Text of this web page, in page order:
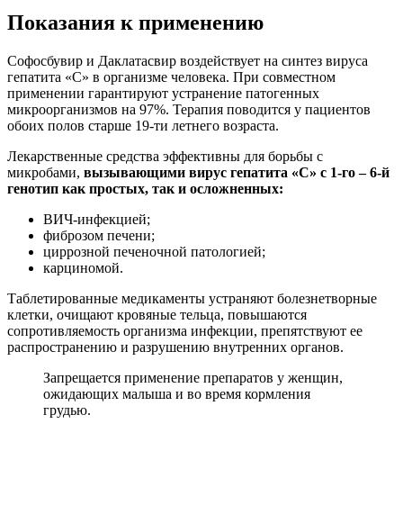
Показания к применению
Софосбувир и Даклатасвир воздействует на синтез вируса
гепатита «С» в организме человека. При совместном
применении гарантируют устранение патогенных
микроорганизмов на 97%. Терапия поводится у пациентов
обоих полов старше 19-ти летнего возраста.
Лекарственные средства эффективны для борьбы с
микробами, вызывающими вирус гепатита «С» с 1-го – 6-й
генотип как простых, так и осложненных:
ВИЧ-инфекцией;
фиброзом печени;
циррозной печеночной патологией;
карциномой.
Таблетированные медикаменты устраняют болезнетворные
клетки, очищают кровяные тельца, повышаются
сопротивляемость организма инфекции, препятствуют ее
распространению и разрушению внутренних органов.
Запрещается применение препаратов у женщин,
ожидающих малыша и во время кормления
грудью.